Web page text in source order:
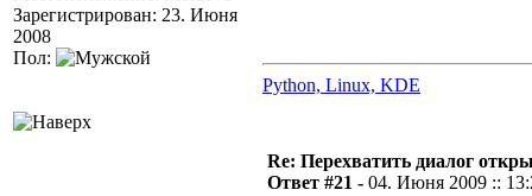
Зарегистрирован: 23. Июня
2008
Пол:
Python, Linux, KDE
Re: Перехватить диалог
Ответ #21 - 04. Июня 2009 ::